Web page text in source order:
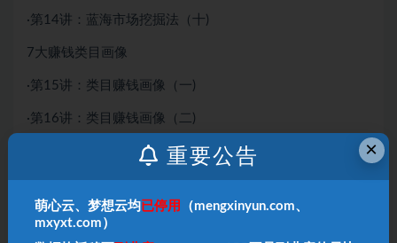
·第14讲：蓝海市场挖掘法（十)
7大赚钱类目画像
·第15讲：类目赚钱画像（一)
·第16讲：类目赚钱画像（二)
·第17讲：类目赚钱画像（三)
·第18讲：类目赚钱画像（四）
·第19讲：类目赚钱画像(五)
×
重要公告
萌心云、梦想云均 已停用
（mengxinyun.com、
mxyxt.com）